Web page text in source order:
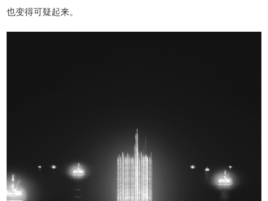
也变得可疑起来。